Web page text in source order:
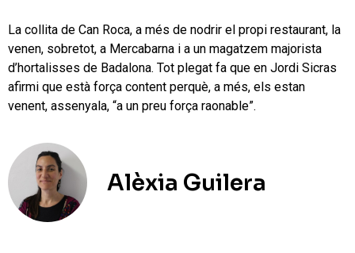
La collita de Can Roca, a més de nodrir el propi restaurant, la
venen, sobretot, a Mercabarna i a un magatzem majorista
d’hortalisses de Badalona. Tot plegat fa que en Jordi Sicras
afirmi que està força content perquè, a més, els estan
venent, assenyala, “a un preu força raonable”.
Alèxia Guilera